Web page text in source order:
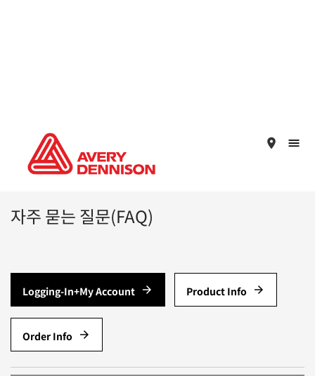
place
자주 묻는 질문(FAQ)
Logging-In+My Account arrow_forward Product Info arrow_forward
Order Info arrow_forward